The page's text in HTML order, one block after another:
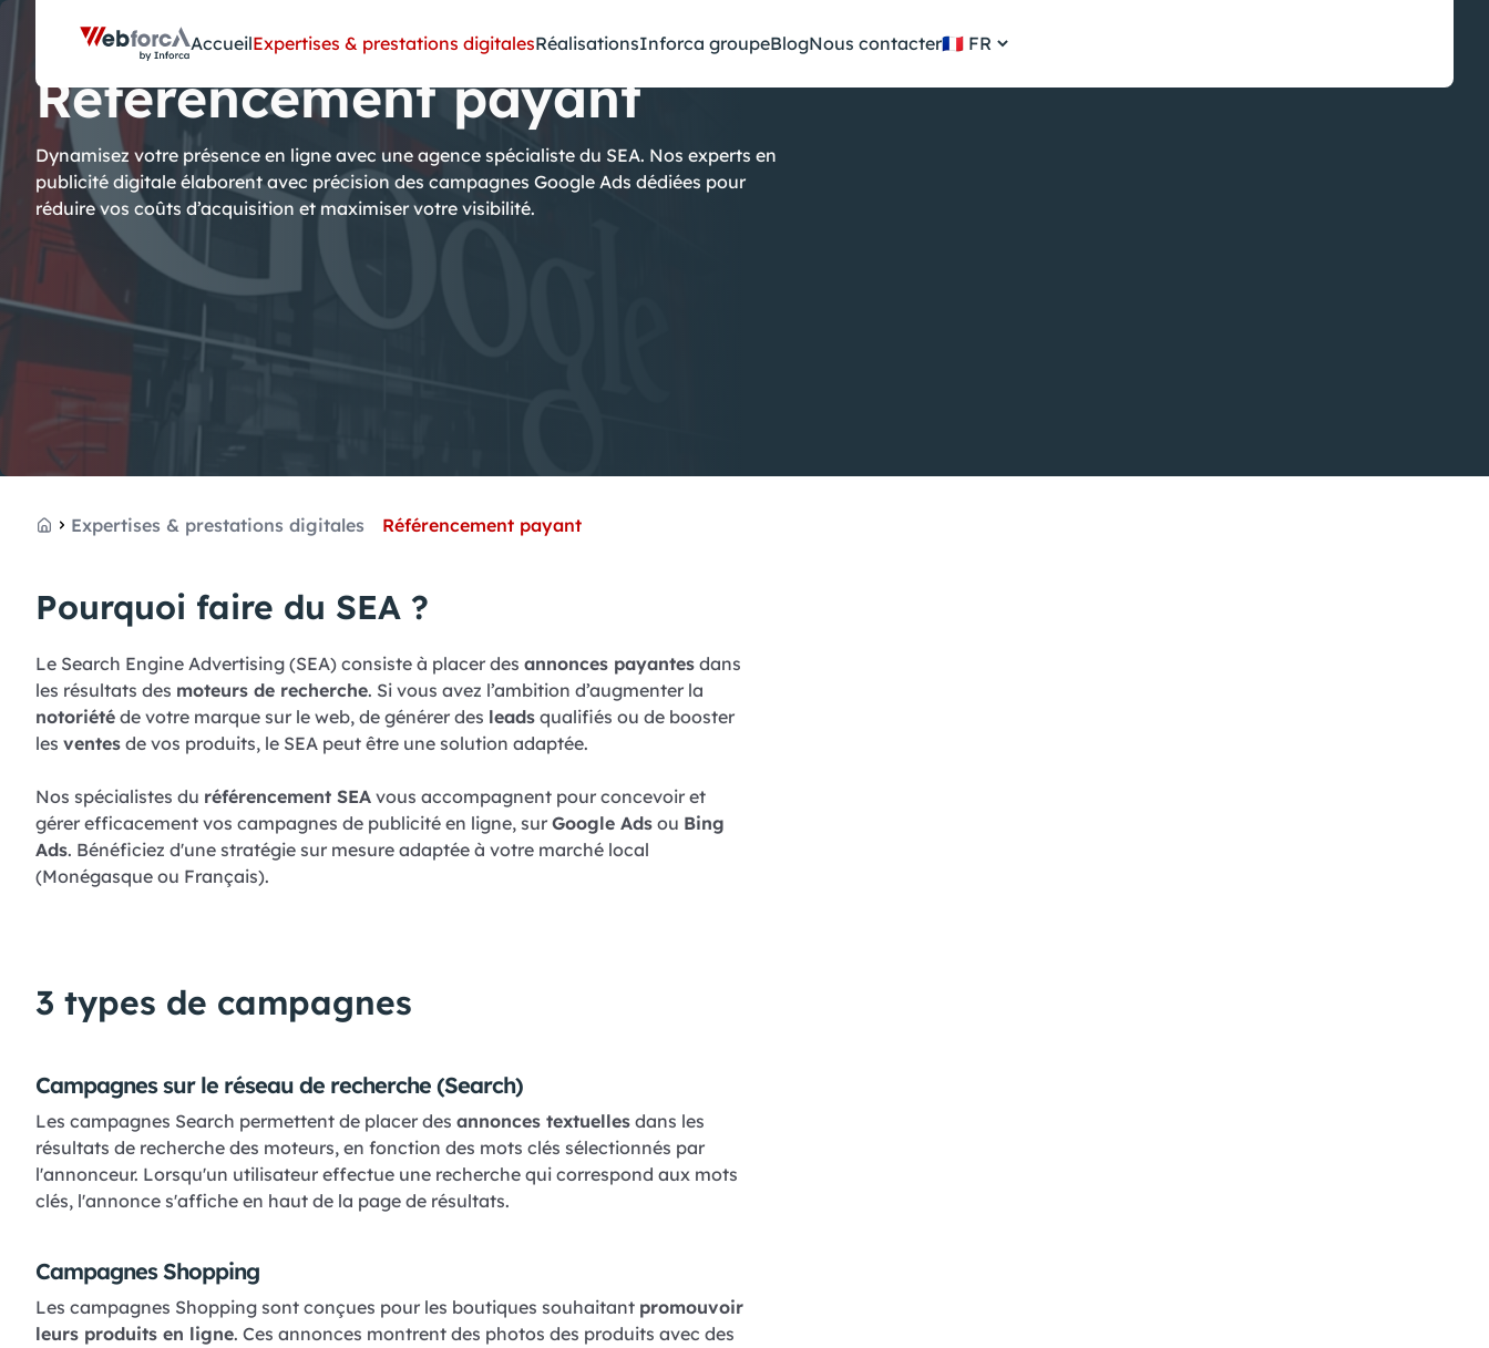
AccueilExpertises & prestations digitalesRéalisationsInforca groupeBlogNous contacter🇫🇷
Référencement payant
Dynamisez votre présence en ligne avec une agence spécialiste du SEA. Nos experts en
publicité digitale élaborent avec précision des campagnes Google Ads dédiées pour
réduire vos coûts d’acquisition et maximiser votre visibilité.
AccueilExpertises & prestations digitales Référencement payant
Pourquoi faire du SEA ?
Le Search Engine Advertising (SEA) consiste à placer des annonces payantes dans
les résultats des moteurs de recherche. Si vous avez l’ambition d’augmenter la
notoriété de votre marque sur le web, de générer des leads qualifiés ou de booster
les ventes de vos produits, le SEA peut être une solution adaptée.
Nos spécialistes du référencement SEA vous accompagnent pour concevoir et
gérer efficacement vos campagnes de publicité en ligne, sur Google Ads ou Bing
Ads. Bénéficiez d'une stratégie sur mesure adaptée à votre marché local
(Monégasque ou Français).
3 types de campagnes
Campagnes sur le réseau de recherche (Search)
Les campagnes Search permettent de placer des annonces textuelles dans les
résultats de recherche des moteurs, en fonction des mots clés sélectionnés par
l'annonceur. Lorsqu'un utilisateur effectue une recherche qui correspond aux mots
clés, l'annonce s'affiche en haut de la page de résultats.
Campagnes Shopping
Les campagnes Shopping sont conçues pour les boutiques souhaitant promouvoir
leurs produits en ligne. Ces annonces montrent des photos des produits avec des